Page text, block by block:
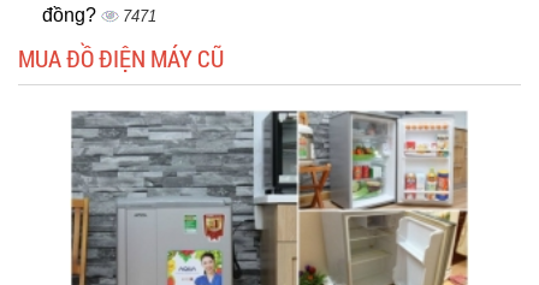
đồng?
7471
MUA ĐỒ ĐIỆN MÁY CŨ